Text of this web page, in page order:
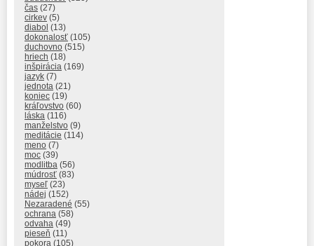
čas (27)
cirkev (5)
diabol (13)
dokonalosť (105)
duchovno (515)
hriech (18)
inšpirácia (169)
jazyk (7)
jednota (21)
koniec (19)
kráľovstvo (60)
láska (116)
manželstvo (9)
meditácie (114)
meno (7)
moc (39)
modlitba (56)
múdrosť (83)
myseľ (23)
nádej (152)
Nezaradené (55)
ochrana (58)
odvaha (49)
pieseň (11)
pokora (105)